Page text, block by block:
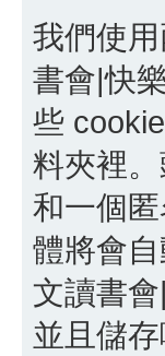
我們使
書會|快
些
料夾裡
和一個
體將會
文讀書
並且儲